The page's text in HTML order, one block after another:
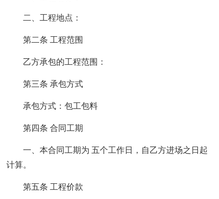
二、工程地点：
第二条 工程范围
乙方承包的工程范围：
第三条 承包方式
承包方式：包工包料
第四条 合同工期
一、本合同工期为 五个工作日，自乙方进场之日起
计算。
第五条 工程价款